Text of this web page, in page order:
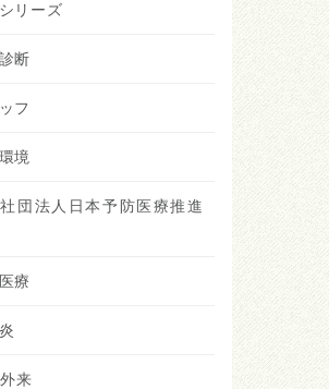
リーズ
断
フ
境
団法人日本予防医療推進
療
来